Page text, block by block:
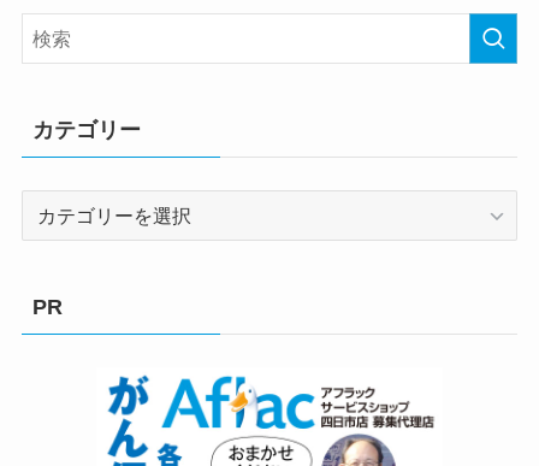
カテゴリー
PR